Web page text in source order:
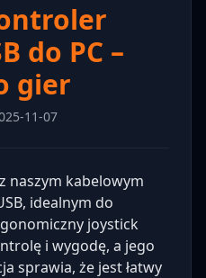
do PC –
gier
11-07
naszym kabelowym
idealnym do
joystick
i wygodę, a jego
sprawia, że jest łatwy